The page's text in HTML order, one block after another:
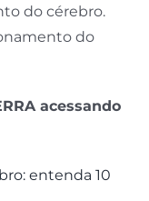
do cérebro.
do
acessando
entenda 10